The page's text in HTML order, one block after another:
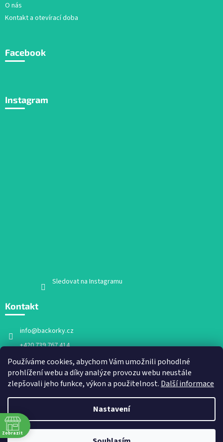
Používáme cookies, abychom Vám umožnili pohodlné
prohlížení webu a díky analýze provozu webu neustále
zlepšovali jeho funkce, výkon a použitelnost. Další informace
Nastavení
O nás
Kontakt a otevírací doba
Facebook
Instagram
Sledovat na Instagramu
Kontakt
info@backorky.cz
+420 739 767 414
Facebook
backorky.cz
Vytvořil Shoptet
Zobrazit